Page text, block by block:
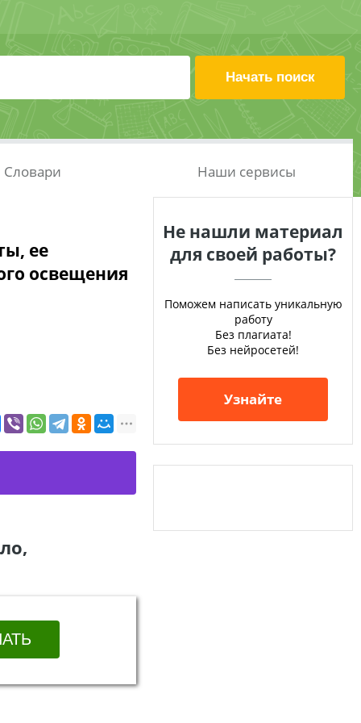
Словари Наши сервисы
ее
освещения
Не нашли материал
для своей работы?
Поможем написать уникальную
работу
Без плагиата!
Без нейросетей!
Узнайте